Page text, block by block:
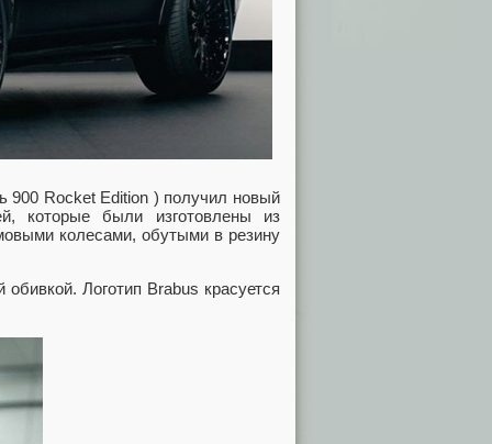
900 Rocket Edition ) получил новый
которые были изготовлены из
колесами, обутыми в резину
Логотип Brabus красуется